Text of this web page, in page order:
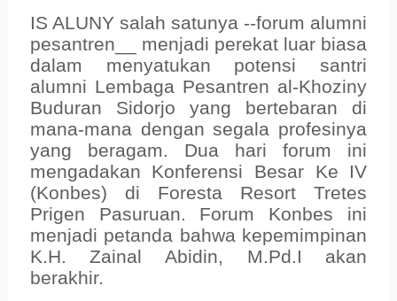
IS ALUNY salah satunya --forum alumni
pesantren__ menjadi perekat luar biasa
dalam menyatukan potensi santri
alumni Lembaga Pesantren al-Khoziny
Buduran Sidorjo yang bertebaran di
mana-mana dengan segala profesinya
yang beragam. Dua hari forum ini
mengadakan Konferensi Besar Ke IV
(Konbes) di Foresta Resort Tretes
Prigen Pasuruan. Forum Konbes ini
menjadi petanda bahwa kepemimpinan
K.H. Zainal Abidin, M.Pd.I akan
berakhir.